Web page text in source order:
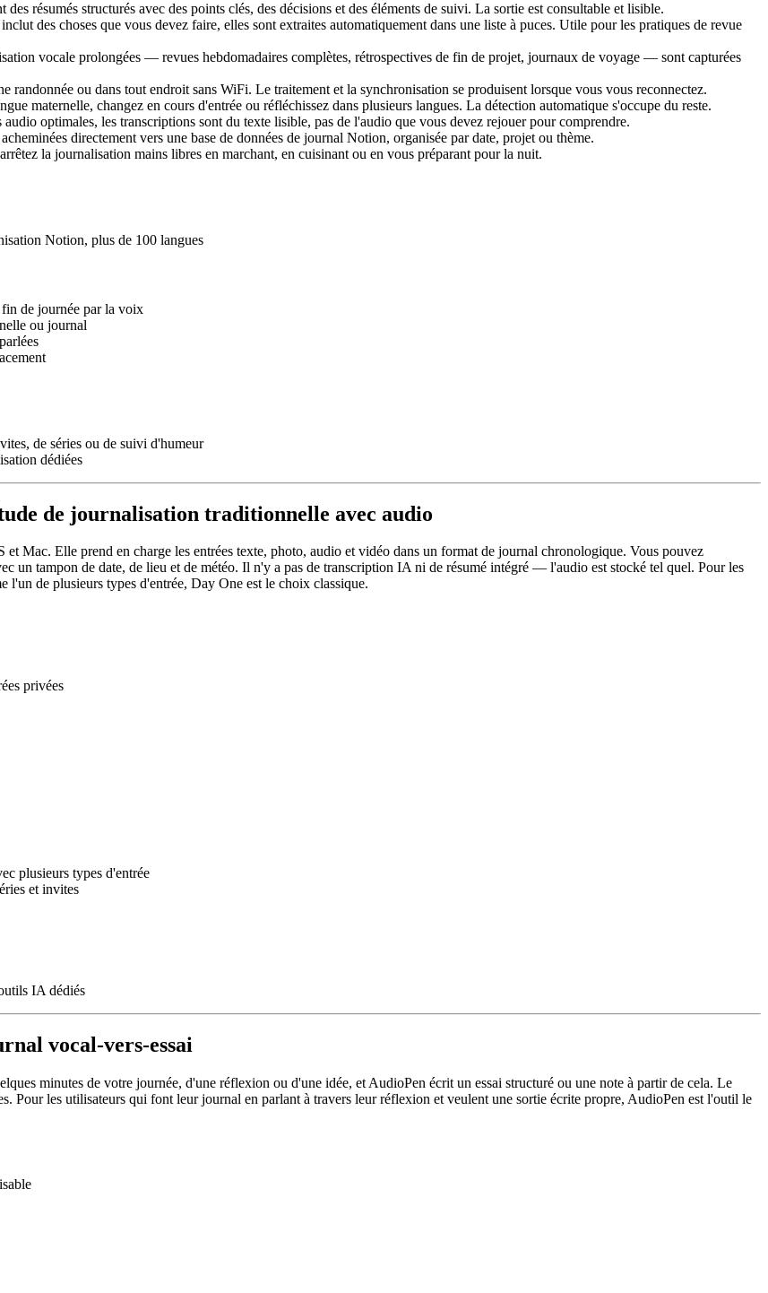
résumés structurés avec des points clés, des décisions et des éléments de suivi. La sortie est consultable et lisible.
des choses que vous devez faire, elles sont extraites automatiquement dans une liste à puces. Utile pour les pratiques de revue
vocale prolongées — revues hebdomadaires complètes, rétrospectives de fin de projet, journaux de voyage — sont capturées
randonnée ou dans tout endroit sans WiFi. Le traitement et la synchronisation se produisent lorsque vous vous reconnectez.
maternelle, changez en cours d'entrée ou réfléchissez dans plusieurs langues. La détection automatique s'occupe du reste.
audio optimales, les transcriptions sont du texte lisible, pas de l'audio que vous devez rejouer pour comprendre.
directement vers une base de données de journal Notion, organisée par date, projet ou thème.
la journalisation mains libres en marchant, en cuisinant ou en vous préparant pour la nuit.
Notion, plus de 100 langues
de journée par la voix
ou journal
de séries ou de suivi d'humeur
dédiées
de journalisation traditionnelle avec audio
Mac. Elle prend en charge les entrées texte, photo, audio et vidéo dans un format de journal chronologique. Vous pouvez
un tampon de date, de lieu et de météo. Il n'y a pas de transcription IA ni de résumé intégré — l'audio est stocké tel quel. Pour les
de plusieurs types d'entrée, Day One est le choix classique.
privées
plusieurs types d'entrée
et invites
IA dédiés
vocal-vers-essai
minutes de votre journée, d'une réflexion ou d'une idée, et AudioPen écrit un essai structuré ou une note à partir de cela. Le
Pour les utilisateurs qui font leur journal en parlant à travers leur réflexion et veulent une sortie écrite propre, AudioPen est l'outil le